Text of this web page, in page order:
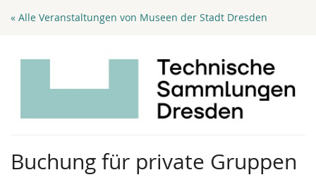
Zum
« Alle Veranstaltungen von Museen der Stadt Dresden
Buchung für private Gruppen